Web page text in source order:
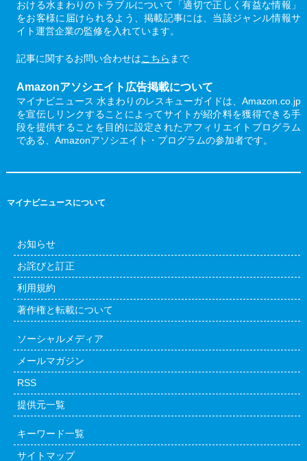
おける水まわりのトラブルについて「適切で正しく有益な情報」
をお客様に届けられるよう、掲載記事には、当該ジャンル情報サ
イト運営企業の監修を入れています。
記事に関するお問い合わせはこちら まで
Amazonアソシエイト広告掲載について
マイナビニュース 水まわりのレスキューガイドは、Amazon.co.jp
を宣伝しリンクすることによってサイトが紹介料を獲得できる手
段を提供することを目的に設定されたアフィリエイトプログラム
である、Amazonアソシエイト・プログラムの参加者です。
マイナビニュースについて
お知らせ
お詫びと訂正
利用規約
著作権と転載について
ソーシャルメディア
メールマガジン
RSS
提供元一覧
キーワード一覧
サイトマップ